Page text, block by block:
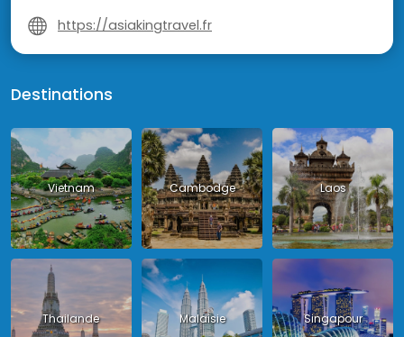
https://asiakingtravel.fr
Destinations
Vietnam Cambodge Laos
Thailande Malaisie Singapour